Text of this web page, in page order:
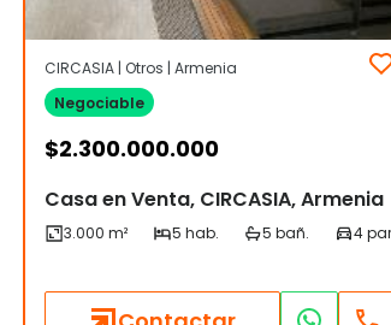
CIRCASIA | Otros | Armenia
Negociable
$2.300.000.000
Casa en Venta, CIRCASIA, Armenia